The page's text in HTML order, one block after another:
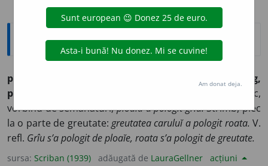
Explicative DEX
pologésc
polog,
polojesc, polignesc
). Culc la pămînt, trîntesc, pătulesc,
vorbind de semănăturĭ;ploaĭa a pologit grîu.Strîmb, plec
la o parte de greutate: greutatea caruluĭ a pologit roata. V.
refl. Grîu s’a pologit de ploaĭe, roata s’a pologit de greutate.
sursa: Scriban (1939) adăugată de LauraGellner acțiuni
Am donat deja.